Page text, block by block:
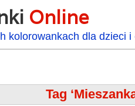
Online
kolorowankach dla dzieci
Tag